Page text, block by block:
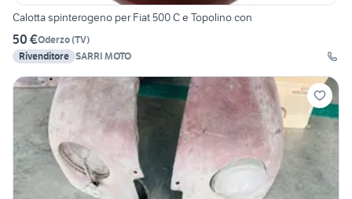
Calotta spinterogeno per Fiat 500 C e Topolino con
50 €Oderzo(TV)
Rivenditore SARRI MOTO